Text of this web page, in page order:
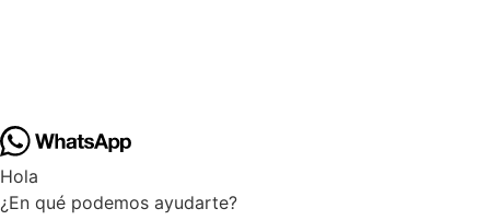
Hola
¿En qué podemos ayudarte?